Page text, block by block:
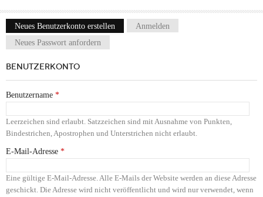
Haupt-Reiter
Neues Benutzerkonto erstellen (aktiver Reiter)
Anmelden
Neues Passwort anfordern
BENUTZERKONTO
Benutzername *
Leerzeichen sind erlaubt. Satzzeichen sind mit Ausnahme von Punkten,
Bindestrichen, Apostrophen und Unterstrichen nicht erlaubt.
E-Mail-Adresse *
Eine gültige E-Mail-Adresse. Alle E-Mails der Website werden an diese Adresse
geschickt. Die Adresse wird nicht veröffentlicht und wird nur verwendet, wenn